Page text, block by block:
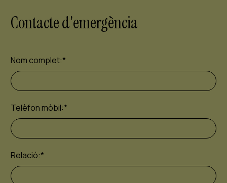
Contacte d'emergència
Nom complet:*
Telèfon mòbil:*
Relació:*